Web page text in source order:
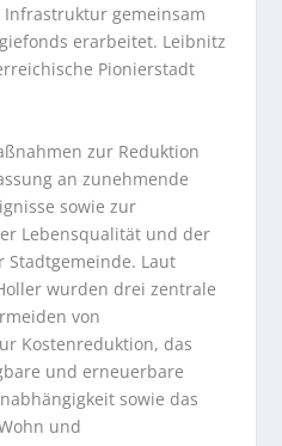
gemeinsam
erarbeitet. Leibnitz
Pionierstadt
zur Reduktion
an zunehmende
sowie zur
Lebensqualität und der
Stadtgemeinde. Laut
wurden drei zentrale
von
Kostenreduktion, das
und erneuerbare
sowie das
und